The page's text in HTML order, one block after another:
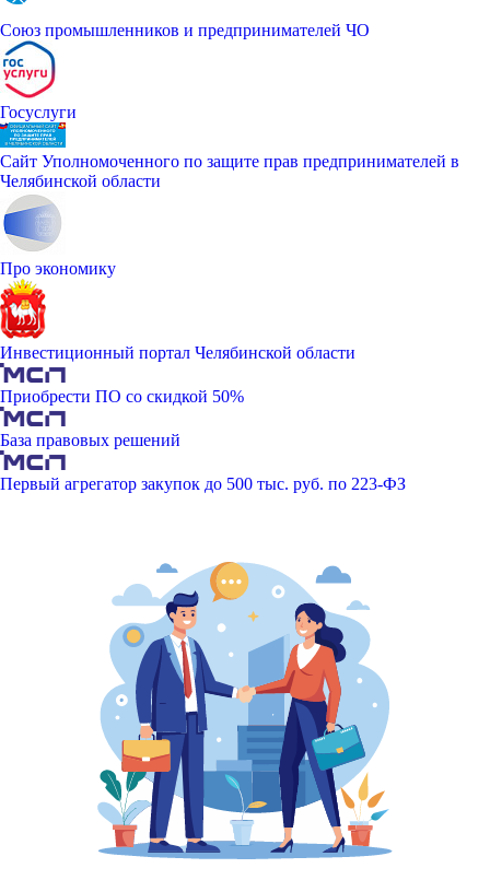
Союз промышленников и предпринимателей ЧО
Госуслуги
Сайт Уполномоченного по защите прав предпринимателей в
Челябинской области
Про экономику
Инвестиционный портал Челябинской области
Приобрести ПО со скидкой 50%
База правовых решений
Первый агрегатор закупок до 500 тыс. руб. по 223-ФЗ